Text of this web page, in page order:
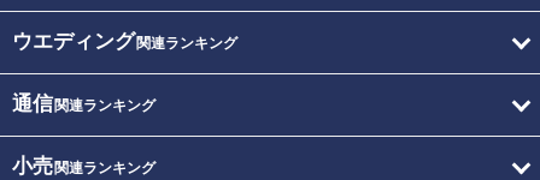
ウエディング関連ランキング
通信関連ランキング
小売関連ランキング